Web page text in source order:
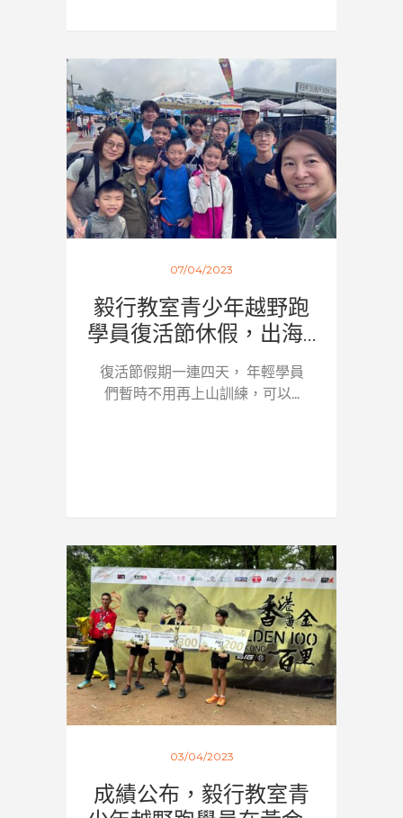
07/04/2023
毅行教室青少年越野跑
學員復活節休假，出海...
復活節假期一連四天， 年輕學員
們暫時不用再上山訓練，可以...
03/04/2023
成績公布，毅行教室青